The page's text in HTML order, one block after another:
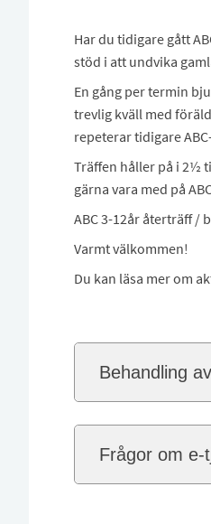
Har du tidigare gått
stöd i att undvika
En gång per termin
trevlig kväll med
repeterar tidigare
Träffen håller på i 2½
gärna vara med på
ABC 3-12år återträff /
Varmt välkommen!
Du kan läsa mer om
Behandling
Frågor om e-